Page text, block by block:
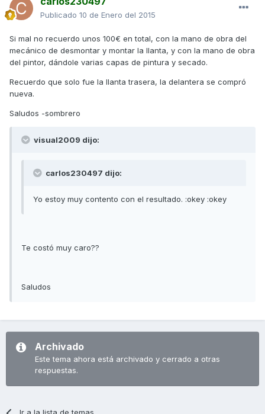
Publicado 10 de Enero del 2015
Si mal no recuerdo unos 100€ en total, con la mano de obra del
mecánico de desmontar y montar la llanta, y con la mano de obra
del pintor, dándole varias capas de pintura y secado.
Recuerdo que solo fue la llanta trasera, la delantera se compró
nueva.
Saludos -sombrero
visual2009 dijo:
carlos230497 dijo:
Yo estoy muy contento con el resultado. :okey :okey
Te costó muy caro??
Saludos
Archivado
Este tema ahora está archivado y cerrado a otras
respuestas.